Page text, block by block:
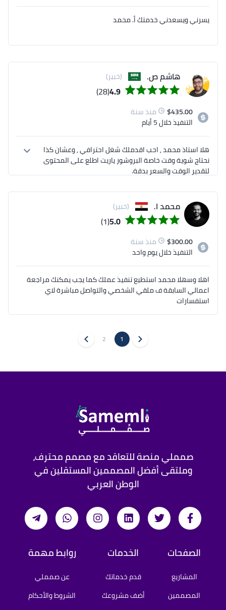
يسرني ويسعدني خدمتك أ. محمد
هاشم ص. (خبير)
4.9
(28)
$435.00
منذ سنة
التنفيذخلال 5 أيام
تواصلك باي وقت ,, تحياتي
محمد ا. (خبير)
5.0
(1)
$300.00
منذ سنة
التنفيذخلال يوم واحد
اهلا وسهلا محمد استطيع تنفيذ عملك كما يجب يمكنك مراجعة
اعمالي السابقة ف ملقي الشخصي والتواصل مباشرة لاي
استفسارات
1
2
صمملي منصة للتعاقد مع مصمم محترف،
وملتقى أفضل المصممين المستقلين في
الوطن العربي
الصفحات
المشاريع
المصممين
الخدمات
قدم خدماتك
أضف مشروعك
روابط مهمة
عن صمملي
الشروط والأحكام